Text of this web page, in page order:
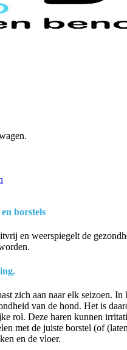
borstels
en weerspiegelt de
zich aan naar elk seizoen.
van de hond. Het is
rol. Deze haren kunnen
met de juiste borstel (of
en de vloer.